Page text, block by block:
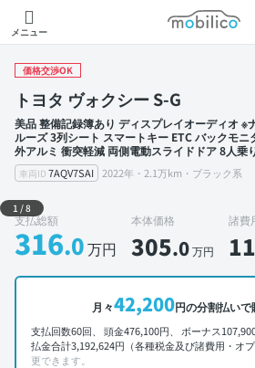
メニュー
モビリコ
価格交渉OK
トヨタ ヴォクシー S-G
美品 整備記録簿あり ディスプレイオーディオ ※
ルーズ 3列シート スマートキー ETC バックモ
外アルミ 衝突軽減 両側電動スライドドア 8人乗
車両ID 7AQV7SAI 2022年・2.1万km・ブラック系
外装 左前
1 /8
支払総額
316.0万円
本体価格
305.0万円
諸費
11
月々42,200円の分割払いで
支払回数60回、 頭金476,100円、 ボーナス
払金合計3,192,624円（各種税金及び諸費用・オプ
更できます。